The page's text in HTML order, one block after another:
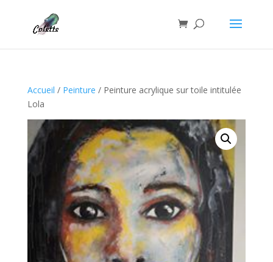
Accueil / Peinture / Peinture acrylique sur toile intitulée
Lola